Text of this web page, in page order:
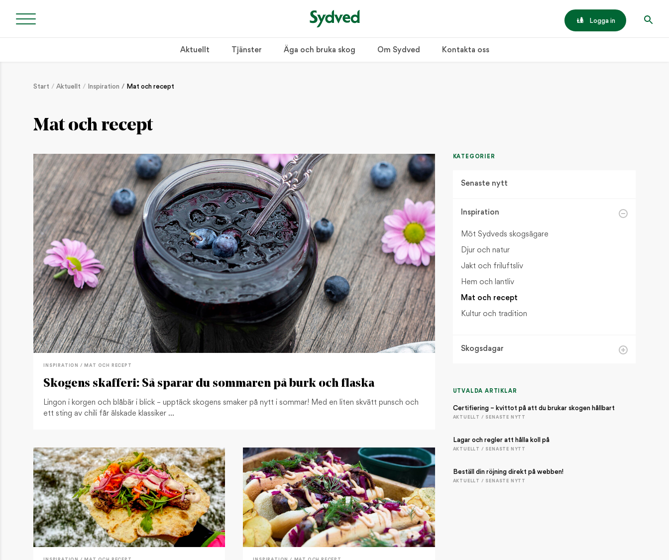
Logga in
Aktuellt Tjänster Äga och bruka skog Om Sydved Kontakta oss
Start Aktuellt Inspiration Mat och recept
Mat och recept
INSPIRATION / MAT OCH RECEPT
Skogens skafferi: Så sparar du sommaren på burk och flaska
Lingon i korgen och blåbär i blick – upptäck skogens smaker på nytt i sommar! Med en liten skvätt punsch och
ett sting av chili får älskade klassiker …
KATEGORIER
Senaste nytt
Inspiration
Möt Sydveds skogsägare
Djur och natur
Jakt och friluftsliv
Hem och lantliv
Mat och recept
Kultur och tradition
Skogsdagar
UTVALDA ARTIKLAR
Certifiering – kvittot på att du brukar skogen hållbart
AKTUELLT / SENASTE NYTT
Lagar och regler att hålla koll på
AKTUELLT / SENASTE NYTT
Beställ din röjning direkt på webben!
AKTUELLT / SENASTE NYTT